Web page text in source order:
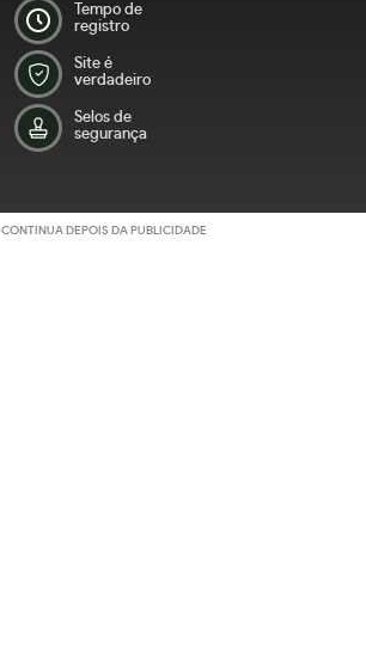
Tempo de
registro
Site é
verdadeiro
Selos de
segurança
CONTINUA DEPOIS DA PUBLICIDADE